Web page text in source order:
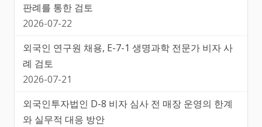
판례를 통한 검토
2026-07-22
외국인 연구원 채용, E-7-1 생명과학 전문가 비자 사
례 검토
2026-07-21
외국인투자법인 D-8 비자 심사 전 매장 운영의 한계
와 실무적 대응 방안